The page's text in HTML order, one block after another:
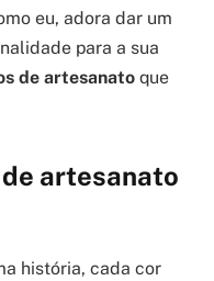
eu, adora dar um
para a sua
de artesanato que
artesanato
história, cada cor